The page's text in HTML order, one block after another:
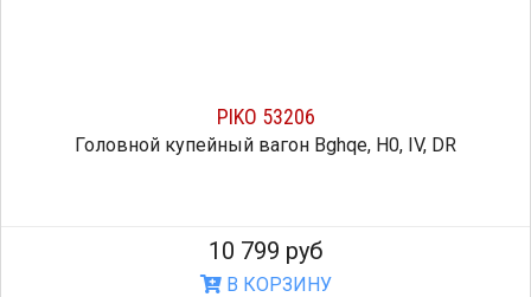
PIKO 53206
Головной купейный вагон Bghqe, H0, IV, DR
10 799 руб
В КОРЗИНУ